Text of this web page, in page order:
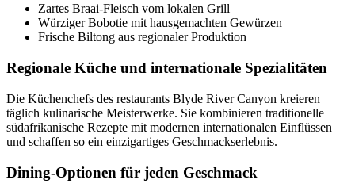
Zartes Braai-Fleisch vom lokalen Grill
Würziger Bobotie mit hausgemachten Gewürzen
Frische Biltong aus regionaler Produktion
Regionale Küche und internationale Spezialitäten
Die Küchenchefs des restaurants Blyde River Canyon kreieren
täglich kulinarische Meisterwerke. Sie kombinieren traditionelle
südafrikanische Rezepte mit modernen internationalen Einflüssen
und schaffen so ein einzigartiges Geschmackserlebnis.
Dining-Optionen für jeden Geschmack